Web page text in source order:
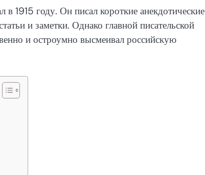
1915 году. Он писал короткие анекдотические
и заметки. Однако главной писательской
и остроумно высмеивал российскую